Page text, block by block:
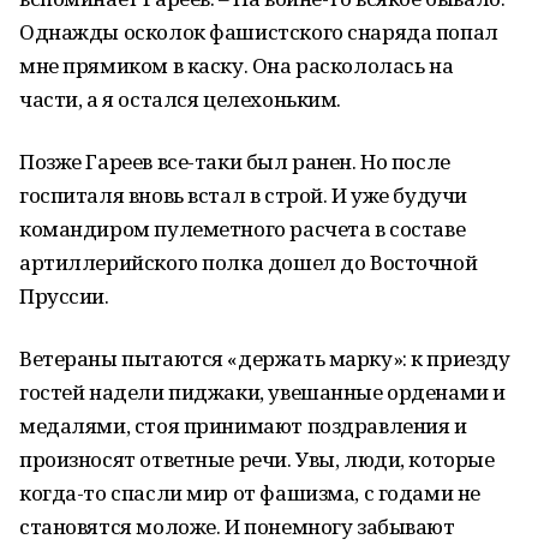
Однажды осколок фашистского снаряда попал
мне прямиком в каску. Она раскололась на
части, а я остался целехоньким.
Позже Гареев все-таки был ранен. Но после
госпиталя вновь встал в строй. И уже будучи
командиром пулеметного расчета в составе
артиллерийского полка дошел до Восточной
Пруссии.
Ветераны пытаются «держать марку»: к приезду
гостей надели пиджаки, увешанные орденами и
медалями, стоя принимают поздравления и
произносят ответные речи. Увы, люди, которые
когда-то спасли мир от фашизма, с годами не
становятся моложе. И понемногу забывают